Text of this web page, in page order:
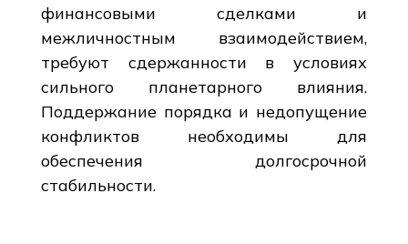
финансовыми сделками и
межличностным взаимодействием,
требуют сдержанности в условиях
сильного планетарного влияния.
Поддержание порядка и недопущение
конфликтов необходимы для
обеспечения долгосрочной
стабильности.